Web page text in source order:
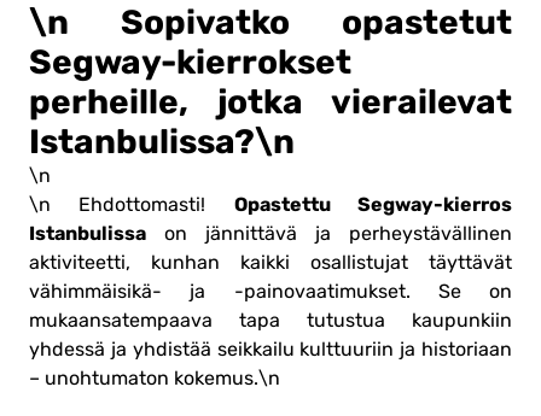
\n Sopivatko opastetut
Segway-kierrokset
perheille, jotka vierailevat
Istanbulissa?\n
\n
\n Ehdottomasti! Opastettu Segway-kierros
Istanbulissa on jännittävä ja perheystävällinen
aktiviteetti, kunhan kaikki osallistujat täyttävät
vähimmäisikä- ja -painovaatimukset. Se on
mukaansatempaava tapa tutustua kaupunkiin
yhdessä ja yhdistää seikkailu kulttuuriin ja historiaan
– unohtumaton kokemus.\n